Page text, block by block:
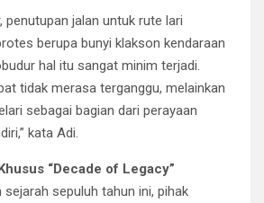
penutupan jalan untuk rute lari
berupa bunyi klakson kendaraan
hal itu sangat minim terjadi.
tidak merasa terganggu, melainkan
sebagai bagian dari perayaan
kata Adi.
“Decade of Legacy”
sejarah sepuluh tahun ini, pihak